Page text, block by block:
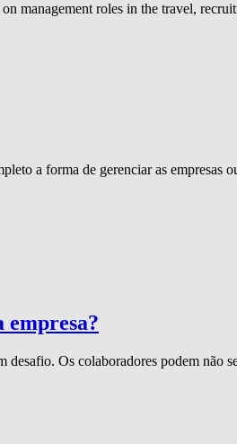
management roles in the travel,
a forma de gerenciar as
empresa?
Os colaboradores podem não